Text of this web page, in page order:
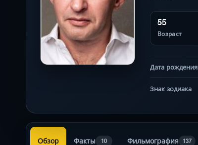
55
Возраст
Дата рождения
Знак зодиака
Обзор Факты 10 Фильмография 137